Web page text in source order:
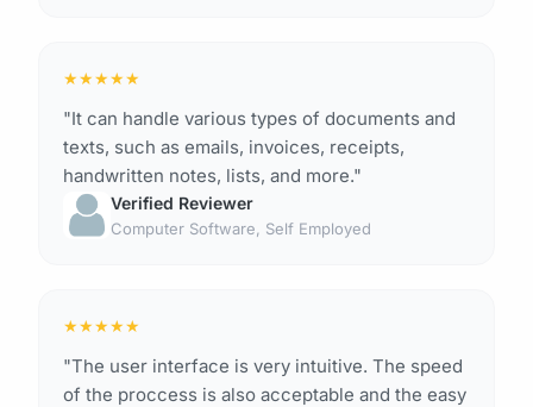
★★★★★
"It can handle various types of documents and
texts, such as emails, invoices, receipts,
handwritten notes, lists, and more."
Verified Reviewer
Computer Software, Self Employed
★★★★★
"The user interface is very intuitive. The speed
of the proccess is also acceptable and the easy